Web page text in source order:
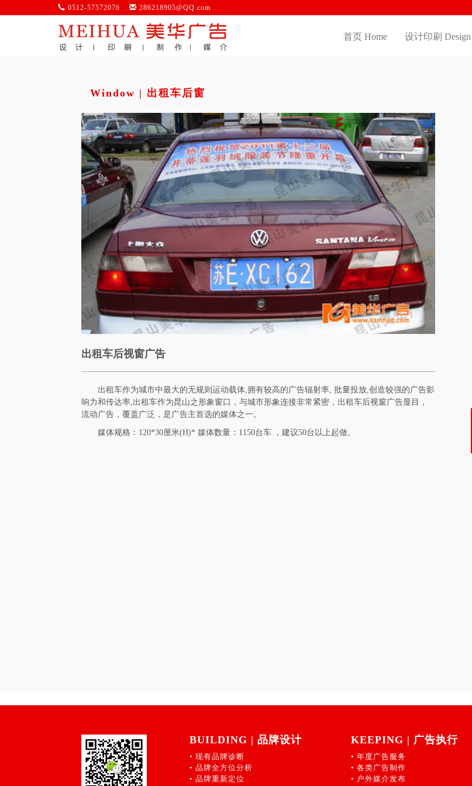
0512-57572076 286218905@QQ.com
首页 Home 设计印刷 Design
Window | 出租车后窗
出租车后视窗广告
出租车作为城市中最大的无规则运动载体,拥有较高的广告辐射率, 批量投放,创造较强的广告影
响力和传达率,出租车作为昆山之形象窗口，与城市形象连接非常紧密，出租车后视窗广告显目，
流动广告，覆盖广泛，是广告主首选的媒体之一。
媒体规格：120*30厘米(H)* 媒体数量：1150台车 ，建议50台以上起做。
BUILDING | 品牌设计
• 现有品牌诊断
• 品牌全方位分析
• 品牌重新定位
KEEPING | 广告执行
• 年度广告服务
• 各类广告制作
• 户外媒介发布